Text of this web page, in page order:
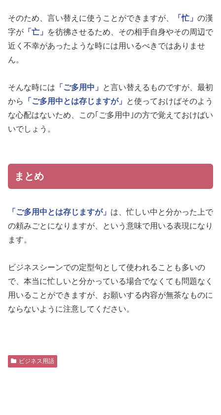
そのため、言い替えに使うことができますが、 「忙」 の漢
字が 「亡」
を彷彿させるため、その相手自身やその周辺で
近く不幸があったような時には用いるべきではありませ
ん。
そんな時には 「ご多用中」
と言い替えるものですが、最初
から
「ご多用中とは存じますが」
と使っておけばそのよう
な心配はないため、この｢ご多用中｣の方で覚えておけばい
いでしょう。
まとめ
「ご多用中とは存じますが」 は、忙しい中と分かった上で
の頼みごとになりますが、という意味で用いる表現になり
ます。
ビジネスシーンでの定型句として使われることも多いの
で、本当に忙しいと分かっている場合でなくても問題なく
用いることができますが、お願いする内容が無茶なものに
ならないように注意してください。
ビジネス用語